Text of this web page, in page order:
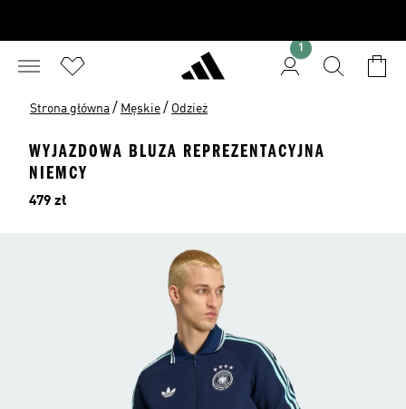
1
Strona główna / Męskie / Odzież
WYJAZDOWA BLUZA REPREZENTACYJNA
NIEMCY
Cena
479 zł